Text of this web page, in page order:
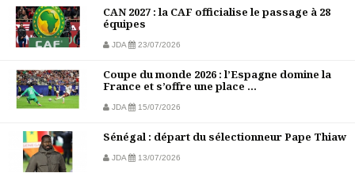
CAN 2027 : la CAF officialise le passage à 28
équipes
JDA 23/07/2026
Coupe du monde 2026 : l’Espagne domine la
France et s’offre une place ...
JDA 15/07/2026
Sénégal : départ du sélectionneur Pape Thiaw
JDA 13/07/2026